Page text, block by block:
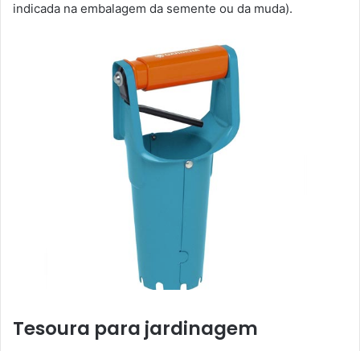
indicada na embalagem da semente ou da muda).
Tesoura para jardinagem